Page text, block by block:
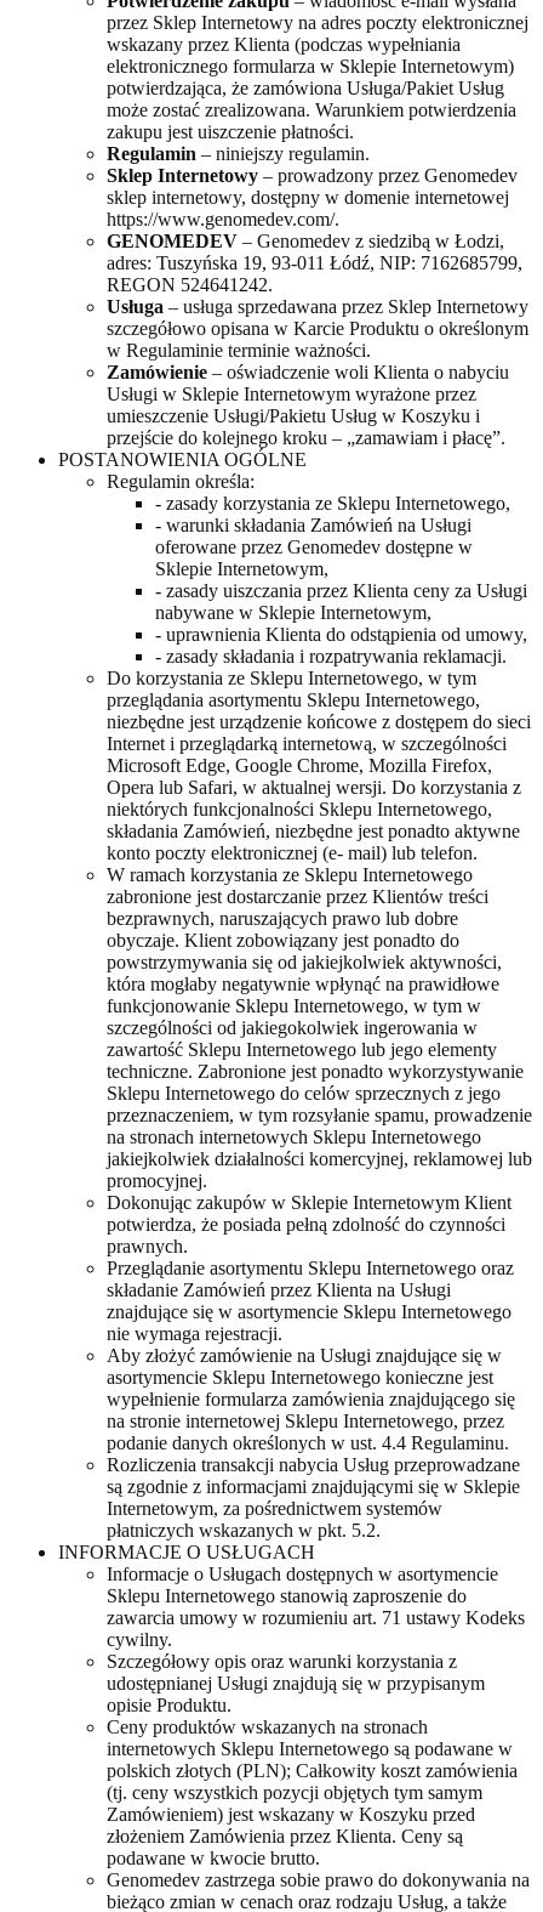
przez Sklep Internetowy na adres poczty elektronicznej
wskazany przez Klienta (podczas wypełniania
elektronicznego formularza w Sklepie Internetowym)
potwierdzająca, że zamówiona Usługa/Pakiet Usług
może zostać zrealizowana. Warunkiem potwierdzenia
zakupu jest uiszczenie płatności.
Regulamin – niniejszy regulamin.
Sklep Internetowy – prowadzony przez Genomedev
sklep internetowy, dostępny w domenie internetowej
https://www.genomedev.com/.
GENOMEDEV – Genomedev z siedzibą w Łodzi,
adres: Tuszyńska 19, 93-011 Łódź, NIP: 7162685799,
REGON 524641242.
Usługa – usługa sprzedawana przez Sklep Internetowy
szczegółowo opisana w Karcie Produktu o określonym
w Regulaminie terminie ważności.
Zamówienie – oświadczenie woli Klienta o nabyciu
Usługi w Sklepie Internetowym wyrażone przez
umieszczenie Usługi/Pakietu Usług w Koszyku i
przejście do kolejnego kroku – „zamawiam i płacę”.
POSTANOWIENIA OGÓLNE
Regulamin określa:
- zasady korzystania ze Sklepu Internetowego,
- warunki składania Zamówień na Usługi
oferowane przez Genomedev dostępne w
Sklepie Internetowym,
- zasady uiszczania przez Klienta ceny za Usługi
nabywane w Sklepie Internetowym,
- uprawnienia Klienta do odstąpienia od umowy,
- zasady składania i rozpatrywania reklamacji.
Do korzystania ze Sklepu Internetowego, w tym
przeglądania asortymentu Sklepu Internetowego,
niezbędne jest urządzenie końcowe z dostępem do sieci
Internet i przeglądarką internetową, w szczególności
Microsoft Edge, Google Chrome, Mozilla Firefox,
Opera lub Safari, w aktualnej wersji. Do korzystania z
niektórych funkcjonalności Sklepu Internetowego,
składania Zamówień, niezbędne jest ponadto aktywne
konto poczty elektronicznej (e- mail) lub telefon.
W ramach korzystania ze Sklepu Internetowego
zabronione jest dostarczanie przez Klientów treści
bezprawnych, naruszających prawo lub dobre
obyczaje. Klient zobowiązany jest ponadto do
powstrzymywania się od jakiejkolwiek aktywności,
która mogłaby negatywnie wpłynąć na prawidłowe
funkcjonowanie Sklepu Internetowego, w tym w
szczególności od jakiegokolwiek ingerowania w
zawartość Sklepu Internetowego lub jego elementy
techniczne. Zabronione jest ponadto wykorzystywanie
Sklepu Internetowego do celów sprzecznych z jego
przeznaczeniem, w tym rozsyłanie spamu, prowadzenie
na stronach internetowych Sklepu Internetowego
jakiejkolwiek działalności komercyjnej, reklamowej lub
promocyjnej.
Dokonując zakupów w Sklepie Internetowym Klient
potwierdza, że posiada pełną zdolność do czynności
prawnych.
Przeglądanie asortymentu Sklepu Internetowego oraz
składanie Zamówień przez Klienta na Usługi
znajdujące się w asortymencie Sklepu Internetowego
nie wymaga rejestracji.
Aby złożyć zamówienie na Usługi znajdujące się w
asortymencie Sklepu Internetowego konieczne jest
wypełnienie formularza zamówienia znajdującego się
na stronie internetowej Sklepu Internetowego, przez
podanie danych określonych w ust. 4.4 Regulaminu.
Rozliczenia transakcji nabycia Usług przeprowadzane
są zgodnie z informacjami znajdującymi się w Sklepie
Internetowym, za pośrednictwem systemów
płatniczych wskazanych w pkt. 5.2.
INFORMACJE O USŁUGACH
Informacje o Usługach dostępnych w asortymencie
Sklepu Internetowego stanowią zaproszenie do
zawarcia umowy w rozumieniu art. 71 ustawy Kodeks
cywilny.
Szczegółowy opis oraz warunki korzystania z
udostępnianej Usługi znajdują się w przypisanym
opisie Produktu.
Ceny produktów wskazanych na stronach
internetowych Sklepu Internetowego są podawane w
polskich złotych (PLN); Całkowity koszt zamówienia
(tj. ceny wszystkich pozycji objętych tym samym
Zamówieniem) jest wskazany w Koszyku przed
złożeniem Zamówienia przez Klienta. Ceny są
podawane w kwocie brutto.
Genomedev zastrzega sobie prawo do dokonywania na
bieżąco zmian w cenach oraz rodzaju Usług, a także